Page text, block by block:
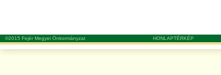
©2015 Fejér Megyei Önkormányzat HONLAPTÉRKÉP